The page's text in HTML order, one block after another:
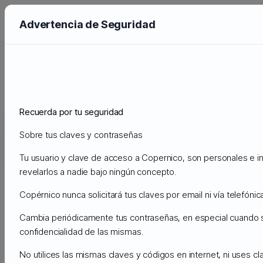
Soporte
Mis Tickets de Soporte Anuncios
Advertencia de Seguridad
Recuerda por tu seguridad
Sobre tus claves y contraseñas
Tu usuario y clave de acceso a Copernico, son personales e
revelarlos a nadie bajo ningún concepto.
Copérnico nunca solicitará tus claves por email ni vía
Cambia periódicamente tus contraseñas, en especial
confidencialidad de las mismas.
No utilices las mismas claves y códigos en internet, ni uses